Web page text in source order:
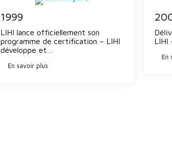
1999
LIHI lance officiellement son
programme de certification – LIHI
développe et…
En savoir plus
LIHI
En